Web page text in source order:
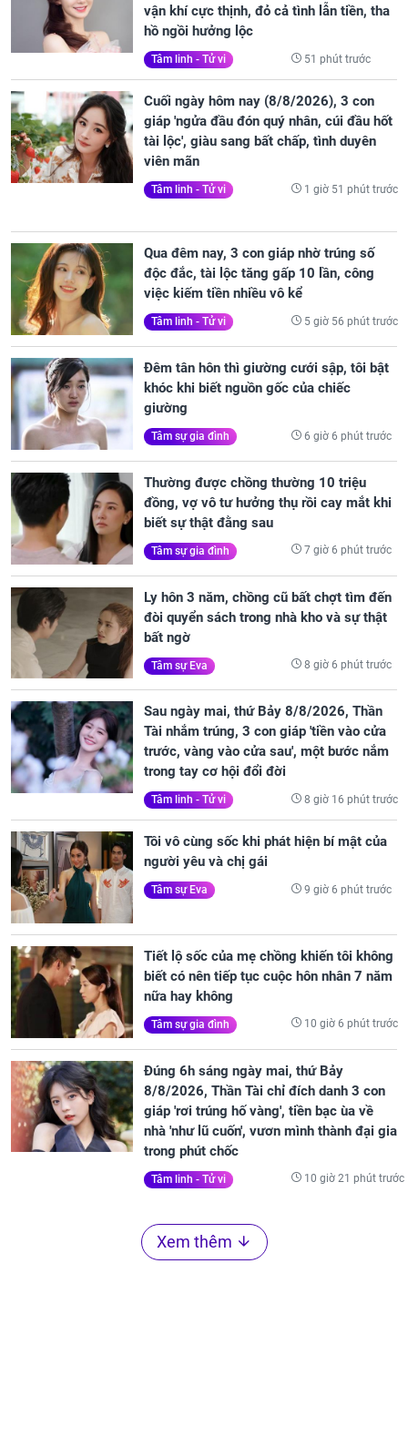
vận khí cực thịnh, đỏ cả tình lẫn tiền, tha
hồ ngồi hưởng lộc
Tâm linh - Tử vi 51 phút trước
Cuối ngày hôm nay (8/8/2026), 3 con
giáp 'ngửa đầu đón quý nhân, cúi đầu hốt
tài lộc', giàu sang bất chấp, tình duyên
viên mãn
Tâm linh - Tử vi 1 giờ 51 phút trước
Qua đêm nay, 3 con giáp nhờ trúng số
độc đắc, tài lộc tăng gấp 10 lần, công
việc kiếm tiền nhiều vô kể
Tâm linh - Tử vi 5 giờ 56 phút trước
Đêm tân hôn thì giường cưới sập, tôi bật
khóc khi biết nguồn gốc của chiếc
giường
Tâm sự gia đình 6 giờ 6 phút trước
Thường được chồng thường 10 triệu
đồng, vợ vô tư hưởng thụ rồi cay mắt khi
biết sự thật đằng sau
Tâm sự gia đình 7 giờ 6 phút trước
Ly hôn 3 năm, chồng cũ bất chợt tìm đến
đòi quyển sách trong nhà kho và sự thật
bất ngờ
Tâm sự Eva 8 giờ 6 phút trước
Sau ngày mai, thứ Bảy 8/8/2026, Thần
Tài nhắm trúng, 3 con giáp 'tiền vào cửa
trước, vàng vào cửa sau', một bước nắm
trong tay cơ hội đổi đời
Tâm linh - Tử vi 8 giờ 16 phút trước
Tôi vô cùng sốc khi phát hiện bí mật của
người yêu và chị gái
Tâm sự Eva 9 giờ 6 phút trước
Tiết lộ sốc của mẹ chồng khiến tôi không
biết có nên tiếp tục cuộc hôn nhân 7 năm
nữa hay không
Tâm sự gia đình 10 giờ 6 phút trước
Đúng 6h sáng ngày mai, thứ Bảy
8/8/2026, Thần Tài chỉ đích danh 3 con
giáp 'rơi trúng hố vàng', tiền bạc ùa về
nhà 'như lũ cuốn', vươn mình thành đại gia
trong phút chốc
Tâm linh - Tử vi 10 giờ 21 phút trước
Xem thêm